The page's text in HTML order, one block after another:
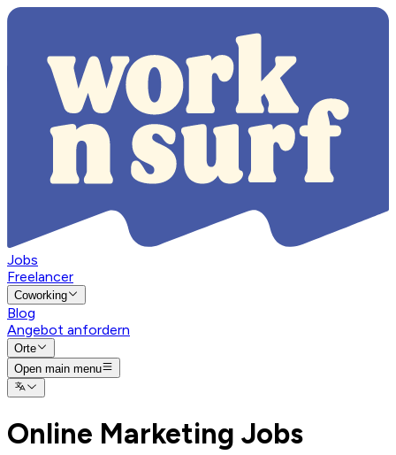
Jobs
Freelancer
Coworking
Blog
Angebot anfordern
Orte
Open main menu
Online Marketing Jobs